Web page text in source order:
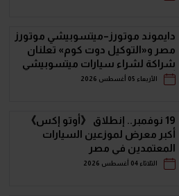
دايموند موتورز–ميتسوبيشي موتورز
مصر و«التوكيل دوت كوم» تعلنان
شراكة لشراء سيارات ميتسوبيشي
أونلاين
الأربعاء 05 أغسطس 2026
19 نوفمبر.. إنطلاق 《أوتو إكس》
أكبر معرض لموزعين السيارات
المعتمدين في مصر
الثلاثاء 04 أغسطس 2026